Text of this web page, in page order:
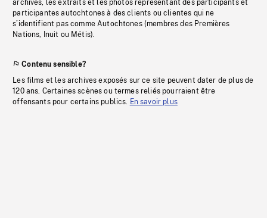
archives, les extraits et les photos représentant des participants et
participantes autochtones à des clients ou clientes qui ne
s’identifient pas comme Autochtones (membres des Premières
Nations, Inuit ou Métis).
Contenu sensible?
Les films et les archives exposés sur ce site peuvent dater de plus de
120 ans. Certaines scènes ou termes reliés pourraient être
offensants pour certains publics. En savoir plus